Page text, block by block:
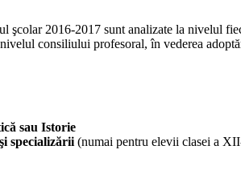
2016-2017 sunt analizate la nivelul
consiliului profesoral, în vederea
sau Istorie
specializării (numai pentru elevii clasei a